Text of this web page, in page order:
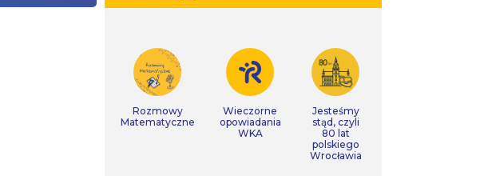
Rozmowy
Matematyczne
Wieczorne
opowiadania
WKA
Jesteśmy
stąd, czyli
80 lat
polskiego
Wrocławia